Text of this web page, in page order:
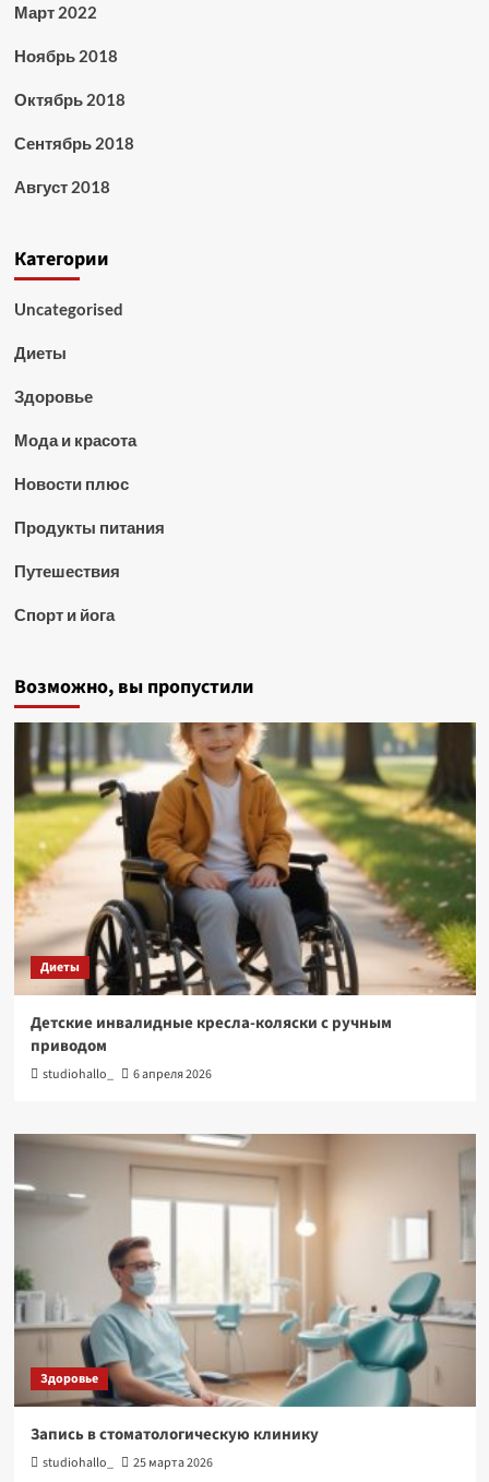
Март 2022
Ноябрь 2018
Октябрь 2018
Сентябрь 2018
Август 2018
Категории
Uncategorised
Диеты
Здоровье
Мода и красота
Новости плюс
Продукты питания
Путешествия
Спорт и йога
Возможно, вы пропустили
Диеты
Детские инвалидные кресла-коляски с ручным
приводом
studiohallo_ 6 апреля 2026
Здоровье
Запись в стоматологическую клинику
studiohallo_ 25 марта 2026